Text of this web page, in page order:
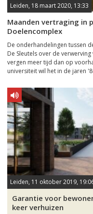
Leiden, 18 maart 2020, 13:33
Maanden vertraging in
Doelencomplex
De onderhandelingen tussen
De Sleutels over de
vergen meer tijd dan op
universiteit wil het in de jaren
Leiden, 11 oktober 2019,
Garantie voor
keer verhuizen